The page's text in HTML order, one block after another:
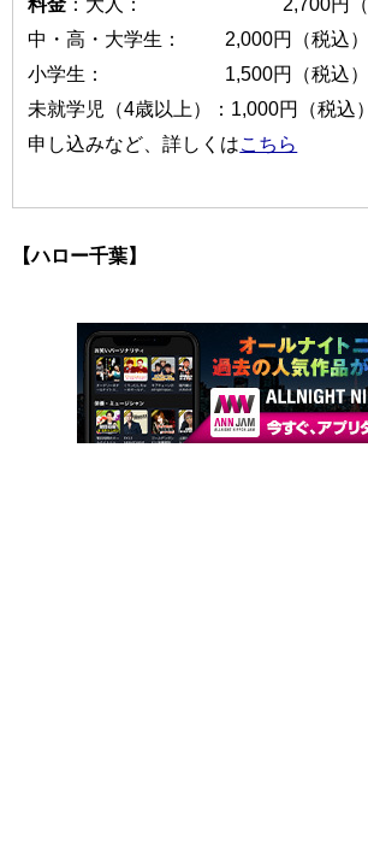
中・高・大学生： 2,000円（税込）
小学生： 1,500円（税込）
未就学児（4歳以上）：1,000円（税込）
申し込みなど、詳しくはこちら
【ハロー千葉】